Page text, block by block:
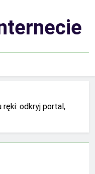
odkryj portal,